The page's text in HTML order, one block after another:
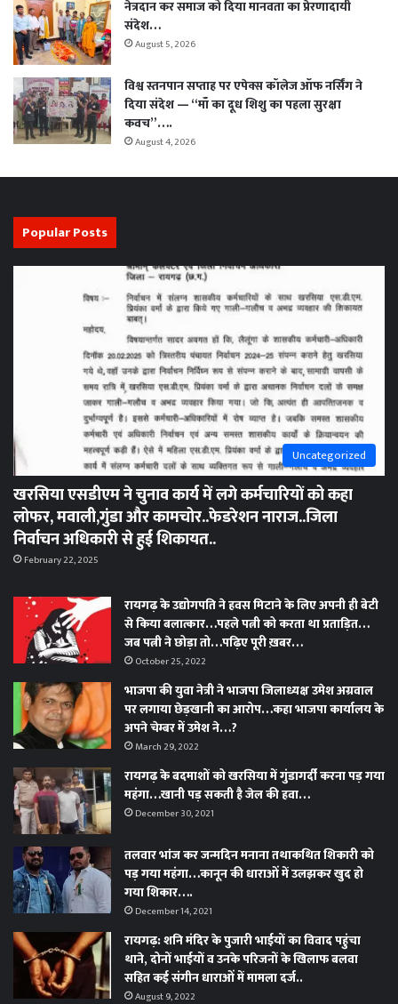
नेत्रदान कर समाज को दिया मानवता का प्रेरणादायी
संदेश…
August 5, 2026
विश्व स्तनपान सप्ताह पर एपेक्स कॉलेज ऑफ नर्सिंग ने
दिया संदेश — “माँ का दूध शिशु का पहला सुरक्षा
कवच”….
August 4, 2026
Popular Posts
Uncategorized
खरसिया एसडीएम ने चुनाव कार्य में लगे कर्मचारियों को कहा
लोफर, मवाली,गुंडा और कामचोर..फेडरेशन नाराज..जिला
निर्वाचन अधिकारी से हुई शिकायत..
February 22, 2025
रायगढ़ के उद्योगपति ने हवस मिटाने के लिए अपनी ही बेटी
से किया बलात्कार…पहले पत्नी को करता था प्रताड़ित…
जब पत्नी ने छोड़ा तो…पढ़िए पूरी ख़बर…
October 25, 2022
भाजपा की युवा नेत्री ने भाजपा जिलाध्यक्ष उमेश अग्रवाल
पर लगाया छेड़खानी का आरोप…कहा भाजपा कार्यालय के
अपने चेम्बर में उमेश ने…?
March 29, 2022
रायगढ़ के बदमाशों को खरसिया में गुंडागर्दी करना पड़ गया
महंगा…खानी पड़ सकती है जेल की हवा…
December 30, 2021
तलवार भांज कर जन्मदिन मनाना तथाकथित शिकारी को
पड़ गया महंगा…कानून की धाराओं में उलझकर खुद हो
गया शिकार….
December 14, 2021
रायगढ़: शनि मंदिर के पुजारी भाईयों का विवाद पहुंचा
थाने, दोनों भाईयों व उनके परिजनों के खिलाफ बलवा
सहित कई संगीन धाराओं में मामला दर्ज..
August 9, 2022